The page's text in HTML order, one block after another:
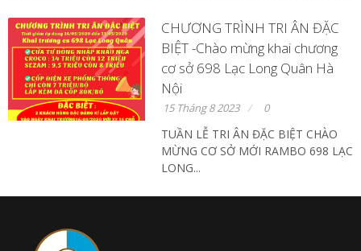
CHƯƠNG TRÌNH TRI ÂN ĐẶC
BIỆT -Chào mừng khai chương
cơ sở 698 Lạc Long Quân Hà
Nội
15 Tháng 8 2023 0
TUẦN LỄ TRI ÂN ĐẶC BIỆT CHÀO
MỪNG CƠ SỞ MỚI RAMBO 698 LẠC
LONG...